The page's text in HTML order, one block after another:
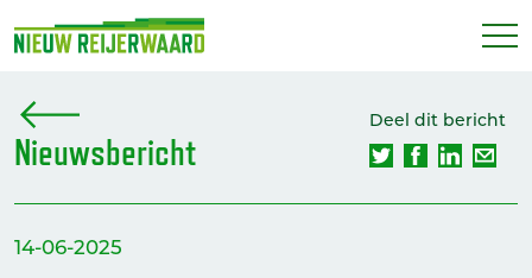
Nieuwsbericht
Deel dit bericht
14-06-2025